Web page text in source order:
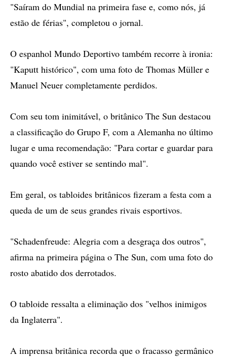
"Saíram do Mundial na primeira fase e, como nós, já
estão de férias", completou o jornal.
O espanhol Mundo Deportivo também recorre à ironia:
"Kaputt histórico", com uma foto de Thomas Müller e
Manuel Neuer completamente perdidos.
Com seu tom inimitável, o britânico The Sun destacou
a classificação do Grupo F, com a Alemanha no último
lugar e uma recomendação: "Para cortar e guardar para
quando você estiver se sentindo mal".
Em geral, os tabloides britânicos fizeram a festa com a
queda de um de seus grandes rivais esportivos.
"Schadenfreude: Alegria com a desgraça dos outros",
afirma na primeira página o The Sun, com uma foto do
rosto abatido dos derrotados.
O tabloide ressalta a eliminação dos "velhos inimigos
da Inglaterra".
A imprensa britânica recorda que o fracasso germânico